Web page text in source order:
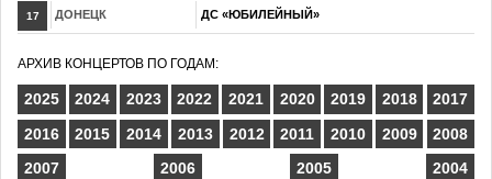
17 ДОНЕЦК ДС «ЮБИЛЕЙНЫЙ»
АРХИВ КОНЦЕРТОВ ПО ГОДАМ:
2025 2024 2023 2022 2021 2020 2019 2018
2017
2016
2015 2014 2013 2012 2011 2010 2009
2008
2007
2006 2005 2004